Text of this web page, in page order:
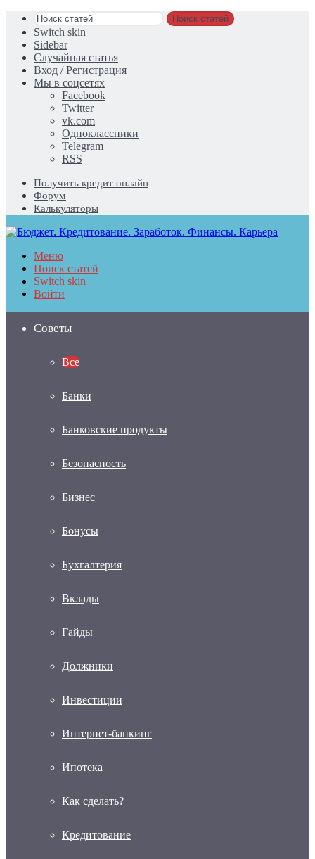
Поиск статей
Switch skin
Sidebar
Случайная статья
Вход / Регистрация
Мы в соцсетях
Facebook
Twitter
vk.com
Одноклассники
Telegram
RSS
Получить кредит онлайн
Форум
Калькуляторы
Меню
Поиск статей
Switch skin
Войти
Советы
Все
Банки
Банковские продукты
Безопасность
Бизнес
Бонусы
Бухгалтерия
Вклады
Гайды
Должники
Инвестиции
Интернет-банкинг
Ипотека
Как сделать?
Кредитование